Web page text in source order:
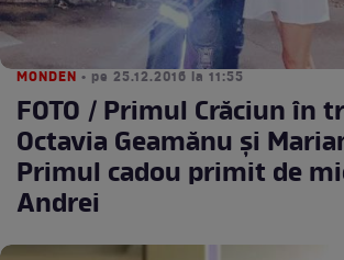
MONDEN • pe 25.12.2016 la 11:55
FOTO / Primul Crăciun în
Octavia Geamănu și
Primul cadou primit de
Andrei